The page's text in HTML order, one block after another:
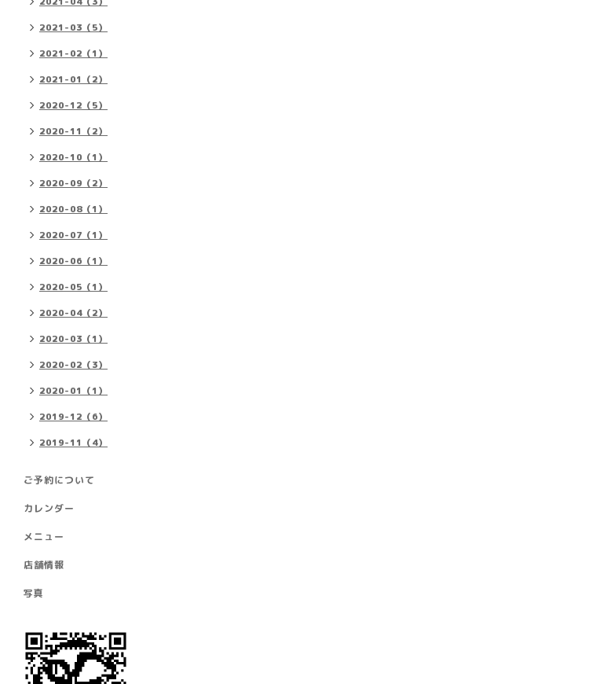
2021-03（5）
2021-02（1）
2021-01（2）
2020-12（5）
2020-11（2）
2020-10（1）
2020-09（2）
2020-08（1）
2020-07（1）
2020-06（1）
2020-05（1）
2020-04（2）
2020-03（1）
2020-02（3）
2020-01（1）
2019-12（6）
2019-11（4）
ご予約について
カレンダー
メニュー
店舗情報
写真